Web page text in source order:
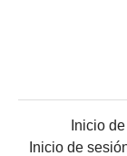
Inicio
Inicio de